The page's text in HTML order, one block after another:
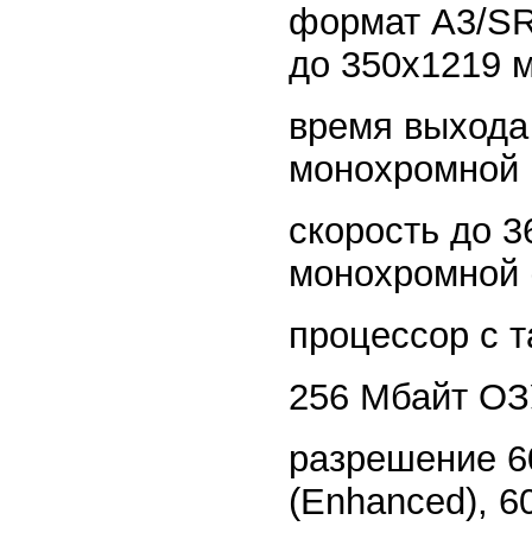
формат A3/
до 350x1219
время
монохромной
скорость до
монохромной
процессор с
256 Мбайт
разрешение
(Enhanced),